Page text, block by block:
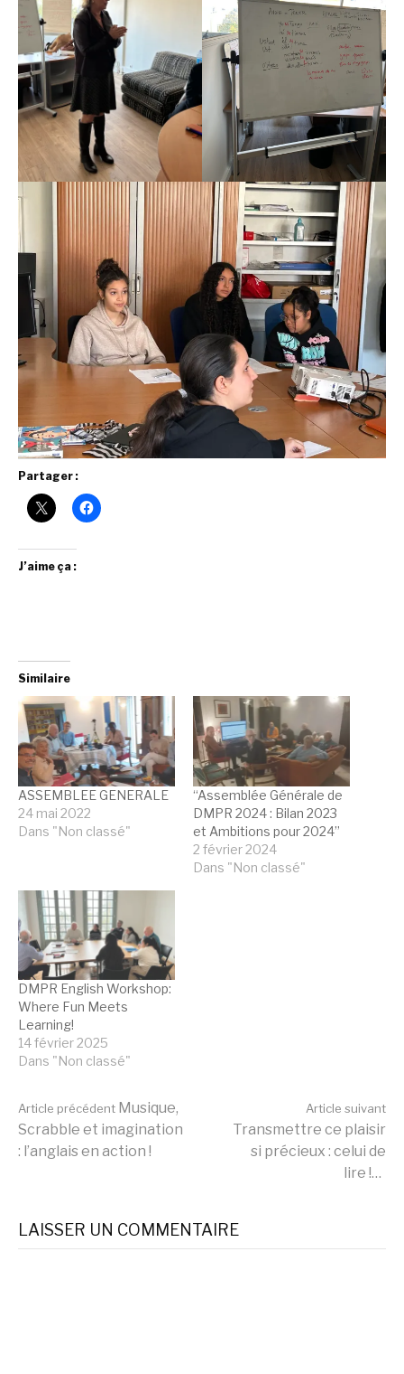
Partager :
J’aime ça :
Similaire
ASSEMBLEE GENERALE
24 mai 2022
Dans "Non classé"
“Assemblée Générale de
DMPR 2024 : Bilan 2023
et Ambitions pour 2024”
2 février 2024
Dans "Non classé"
DMPR English Workshop:
Where Fun Meets
Learning!
14 février 2025
Dans "Non classé"
Lire
suite
Article précédent Musique,
Scrabble et imagination
: l’anglais en action !
Article suivant
Transmettre ce plaisir
si précieux : celui de
lire !…
LAISSER UN COMMENTAIRE